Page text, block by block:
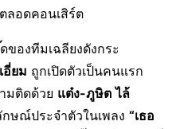
ลอดคอนเสิร์ต
งทีมเฉลียงดังกระ
อี่ยม ถูกเปิดตัวเป็นคนแรก
มติดด้วย แต๋ง-ภูษิต ไล้
ษณ์ประจำตัวในเพลง “เธอ